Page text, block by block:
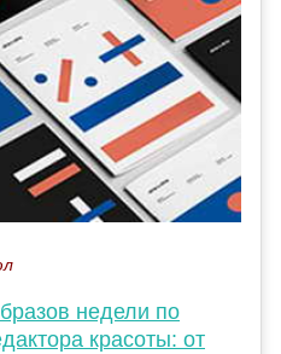
недели по
красоты: от